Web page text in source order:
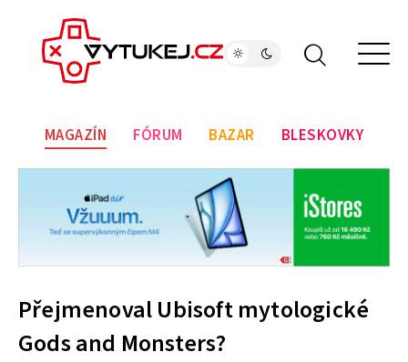
MAGAZÍN FÓRUM BAZAR BLESKOVKY
Přejmenoval Ubisoft mytologické
Gods and Monsters?